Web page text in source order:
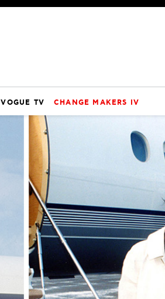
VOGUE TV CHANGE MAKERS IV